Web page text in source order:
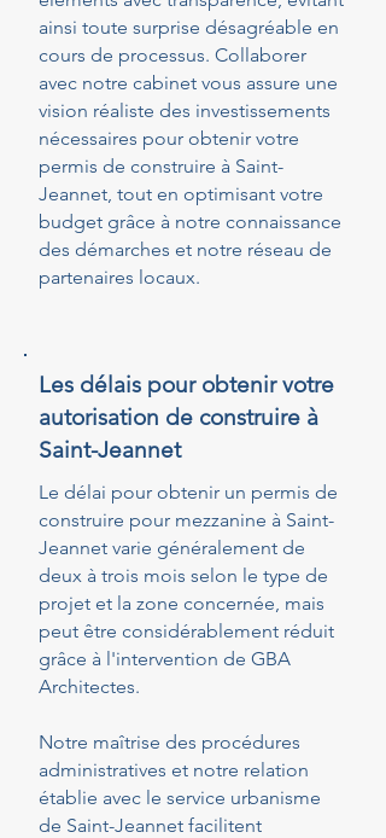
ainsi toute surprise désagréable en
cours de processus. Collaborer
avec notre cabinet vous assure une
vision réaliste des investissements
nécessaires pour obtenir votre
permis de construire à Saint-
Jeannet, tout en optimisant votre
budget grâce à notre connaissance
des démarches et notre réseau de
partenaires locaux.
Les délais pour obtenir votre
autorisation de construire à
Saint-Jeannet
Le délai pour obtenir un permis de
construire pour mezzanine à Saint-
Jeannet varie généralement de
deux à trois mois selon le type de
projet et la zone concernée, mais
peut être considérablement réduit
grâce à l'intervention de GBA
Architectes.
Notre maîtrise des procédures
administratives et notre relation
établie avec le service urbanisme
de Saint-Jeannet facilitent